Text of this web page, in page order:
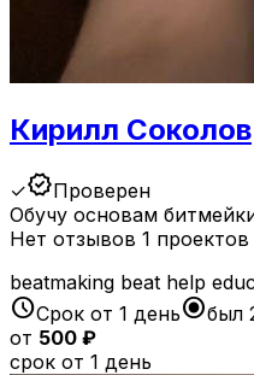
Кирилл Соколов
✓verifiedПроверен
Обучу основам
Нет отзывов 1 проектов
beatmaking beat help
scheduleСрок от 1 деньradio_button_checkedбыл
от 500 ₽
срок от 1 день